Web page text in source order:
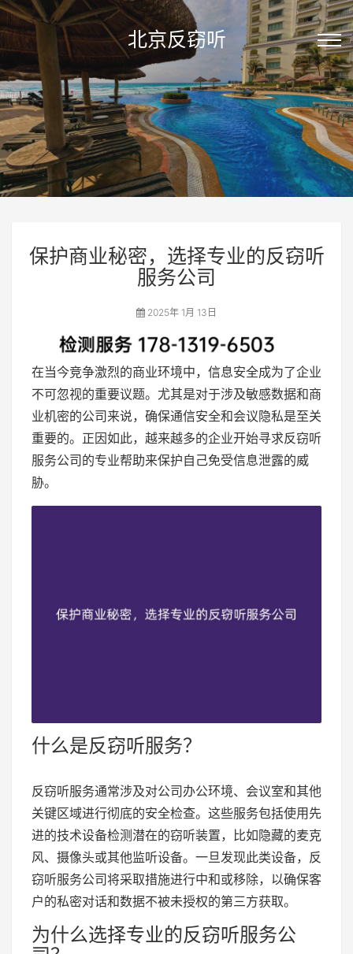
北京反窃听
保护商业秘密，选择专业的反窃听
服务公司
2025年 1月 13日
在当今竞争激烈的商业环境中，信息安全成为了企业
不可忽视的重要议题。尤其是对于涉及敏感数据和商
业机密的公司来说，确保通信安全和会议隐私是至关
重要的。正因如此，越来越多的企业开始寻求反窃听
服务公司的专业帮助来保护自己免受信息泄露的威
胁。
什么是反窃听服务？
反窃听服务通常涉及对公司办公环境、会议室和其他
关键区域进行彻底的安全检查。这些服务包括使用先
进的技术设备检测潜在的窃听装置，比如隐藏的麦克
风、摄像头或其他监听设备。一旦发现此类设备，反
窃听服务公司将采取措施进行中和或移除，以确保客
户的私密对话和数据不被未授权的第三方获取。
为什么选择专业的反窃听服务公